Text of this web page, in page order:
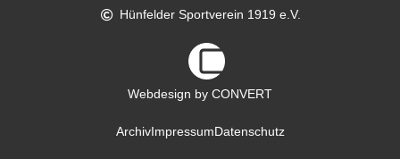
Hünfelder Sportverein 1919 e.V.
Webdesign by CONVERT
ArchivImpressum Datenschutz